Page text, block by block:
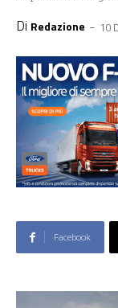
Di Redazione - 10
Facebook